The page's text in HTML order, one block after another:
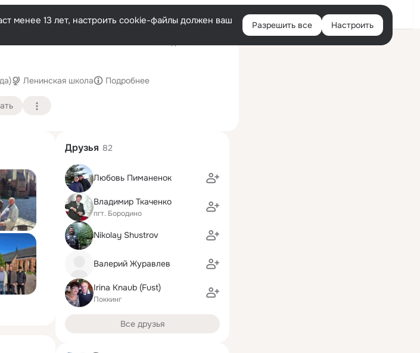
Войти
менее 13 лет, настроить cookie-файлы должен ваш
Разрешить все Настроить
Ленинская школа Подробнее
Друзья 82
Любовь Пиманенок
Владимир Ткаченко
пгт. Бородино
Nikolay Shustrov
Валерий Журавлев
Irina Knaub (Fust)
Поккинг
Все друзья